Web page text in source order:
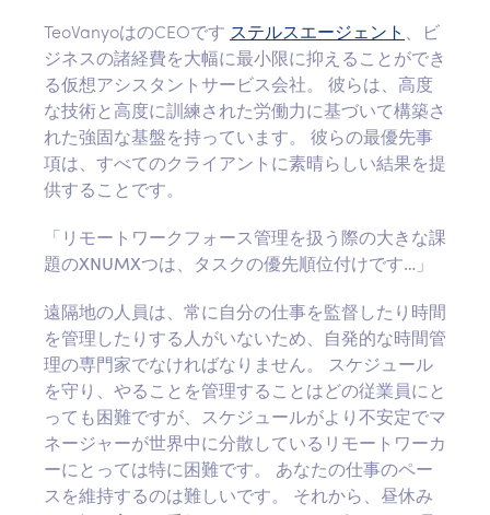
TeoVanyoはのCEOです ステルスエージェント 、ビ
ジネスの諸経費を大幅に最小限に抑えることができ
る仮想アシスタントサービス会社。 彼らは、高度
な技術と高度に訓練された労働力に基づいて構築さ
れた強固な基盤を持っています。 彼らの最優先事
項は、すべてのクライアントに素晴らしい結果を提
供することです。
「リモートワークフォース管理を扱う際の大きな課
題のXNUMXつは、タスクの優先順位付けです…」
遠隔地の人員は、常に自分の仕事を監督したり時間
を管理したりする人がいないため、自発的な時間管
理の専門家でなければなりません。 スケジュール
を守り、やることを管理することはどの従業員にと
っても困難ですが、スケジュールがより不安定でマ
ネージャーが世界中に分散しているリモートワーカ
ーにとっては特に困難です。 あなたの仕事のペー
スを維持するのは難しいです。 それから、昼休み